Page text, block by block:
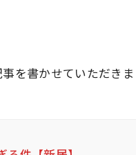
を書かせていただきま